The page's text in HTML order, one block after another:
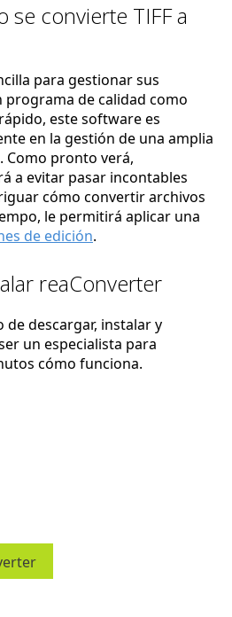
se convierte TIFF a
para gestionar sus
de calidad como
este software es
en la gestión de una amplia
Como pronto verá,
a evitar pasar incontables
cómo convertir archivos
le permitirá aplicar una
de edición.
reaConverter
descargar, instalar y
un especialista para
cómo funciona.